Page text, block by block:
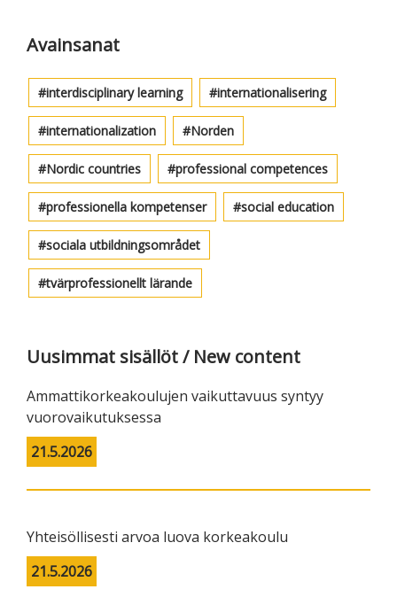
Avainsanat
interdisciplinary learning internationalisering
internationalization Norden
Nordic countries professional competences
professionella kompetenser social education
sociala utbildningsområdet
tvärprofessionellt lärande
Uusimmat sisällöt / New content
Ammattikorkeakoulujen vaikuttavuus syntyy
vuorovaikutuksessa
21.5.2026
Yhteisöllisesti arvoa luova korkeakoulu
21.5.2026